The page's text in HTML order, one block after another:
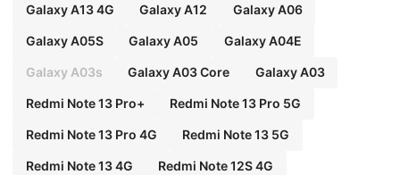
Galaxy A13 4G Galaxy A12 Galaxy A06
Galaxy A05S Galaxy A05 Galaxy A04E
Galaxy A03s Galaxy A03 Core Galaxy A03
Redmi Note 13 Pro+ Redmi Note 13 Pro 5G
Redmi Note 13 Pro 4G Redmi Note 13 5G
Redmi Note 13 4G Redmi Note 12S 4G